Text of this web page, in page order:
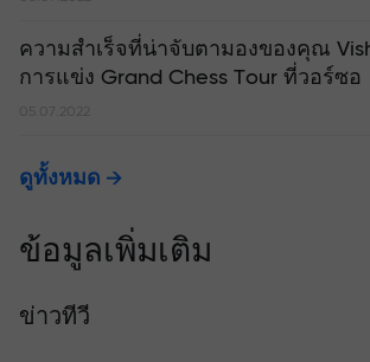
ความสำเร็จที่น่าจับตามองของคุณ
การแข่ง Grand Chess Tour ที่วอร์ซอ
ดูทั้งหมด
ข้อมูลเพิ่มเติม
ข่าวทีวี